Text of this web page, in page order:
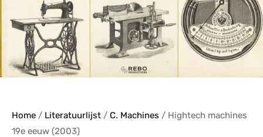
Home / Literatuurlijst / C. Machines / Hightech machines
19e eeuw (2003)